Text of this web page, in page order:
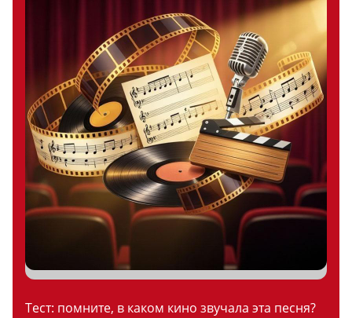
Тест: помните, в каком кино звучала эта песня?